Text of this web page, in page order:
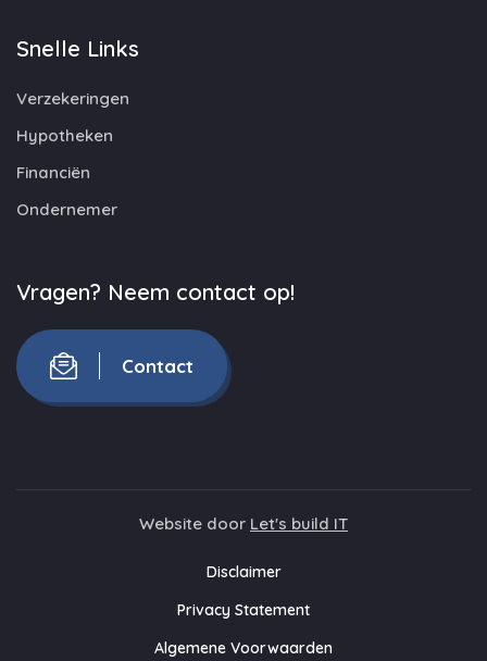
Snelle Links
Verzekeringen
Hypotheken
Financiën
Ondernemer
Vragen? Neem contact op!
Contact
Website door Let's build IT
Disclaimer
Privacy Statement
Algemene Voorwaarden